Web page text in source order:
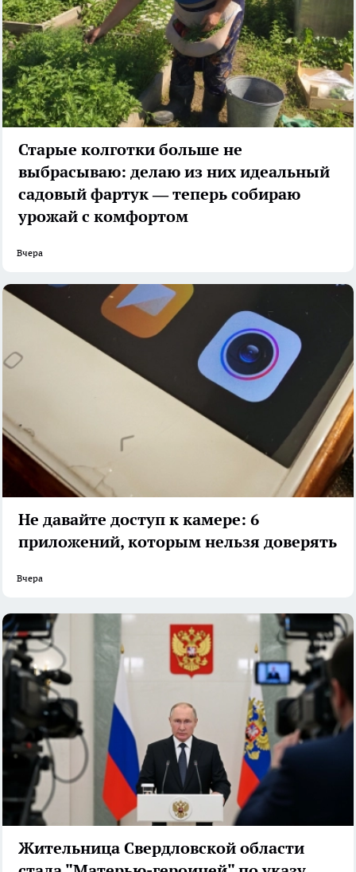
Старые колготки больше не
выбрасываю: делаю из них идеальный
садовый фартук — теперь собираю
урожай с комфортом
Вчера
Не давайте доступ к камере: 6
приложений, которым нельзя доверять
Вчера
Жительница Свердловской области